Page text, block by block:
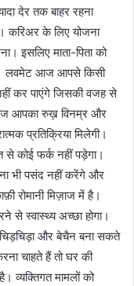
देर तक बाहर रहना
करिअर के लिए योजना
इसलिए माता-पिता को
लवमेट आज आपसे किसी
कर पाएंगे जिसकी वजह से
आपका रुख़ विनम्र और
प्रतिक्रिया मिलेगी।
कोई फर्क नहीं पड़ेगा।
भी पसंद नहीं करेंगे और
रोमानी मिज़ाज में है।
से स्वास्थ्य अच्छा होगा।
और बेचैन बना सकते
चाहते हैं तो घर की
व्यक्तिगत मामलों को